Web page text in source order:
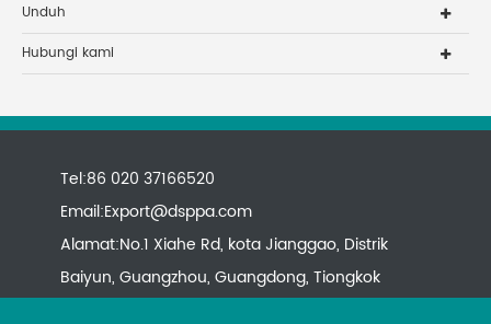
Unduh
Hubungi kami
Tel:86 020 37166520
Email:Export@dsppa.com
Alamat:No.1 Xiahe Rd, kota Jianggao, Distrik
Baiyun, Guangzhou, Guangdong, Tiongkok